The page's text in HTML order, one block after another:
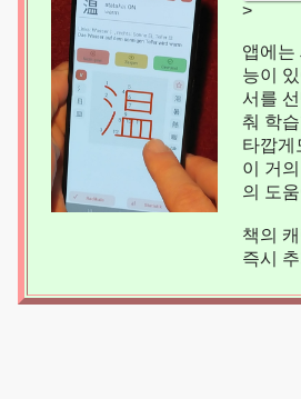
>
앱에는
능이
서를
춰 학
타깝게
이 거
의 도
책의
즉시